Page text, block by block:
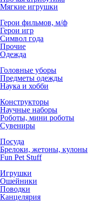
Мягкие игрушки
Герои фильмов, м/ф
Герои игр
Символ года
Прочие
Одежда
Головные уборы
Предметы одежды
Наука и хобби
Конструкторы
Научные наборы
Роботы, мини роботы
Сувениры
Посуда
Брелоки, жетоны, кулоны
Fun Pet Stuff
Игрушки
Ошейники
Поводки
Канцелярия